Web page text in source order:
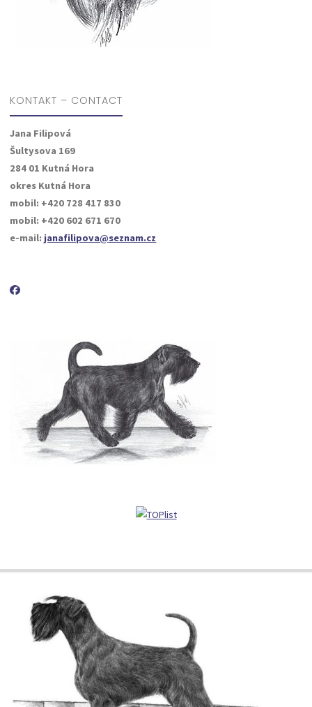
KONTAKT – CONTACT
Jana Filipová
Šultysova 169
284 01 Kutná Hora
okres Kutná Hora
mobil: +420 728 417 830
mobil: +420 602 671 670
e-mail: janafilipova@seznam.cz